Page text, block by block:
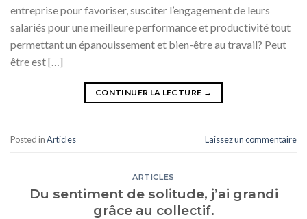
entreprise pour favoriser, susciter l’engagement de leurs
salariés pour une meilleure performance et productivité tout
permettant un épanouissement et bien-être au travail? Peut
être est […]
CONTINUER LA LECTURE →
Posted inArticles Laissez un commentaire
ARTICLES
Du sentiment de solitude, j’ai grandi
grâce au collectif.